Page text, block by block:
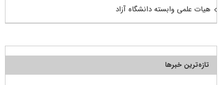
هیات علمی وابسته دانشگاه آزاد
تازه‌ترین خبرها